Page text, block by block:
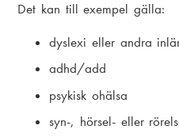
Det kan till exempel gälla:
dyslexi eller andra
adhd/add
psykisk ohälsa
syn-, hörsel- eller